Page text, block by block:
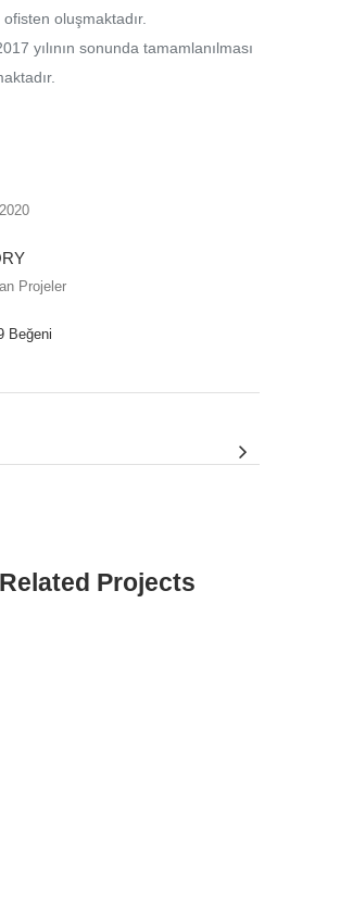
ofisten oluşmaktadır.
yılının sonunda tamamlanılması
Projeler
Beğeni
Related Projects